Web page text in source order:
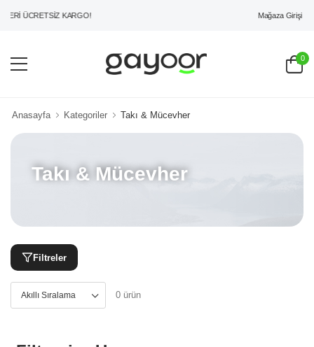
ÜCRETSİZ KARGO! Mağaza Girişi
0
Anasayfa Kategoriler Takı & Mücevher
Takı & Mücevher
Filtreler
0 ürün